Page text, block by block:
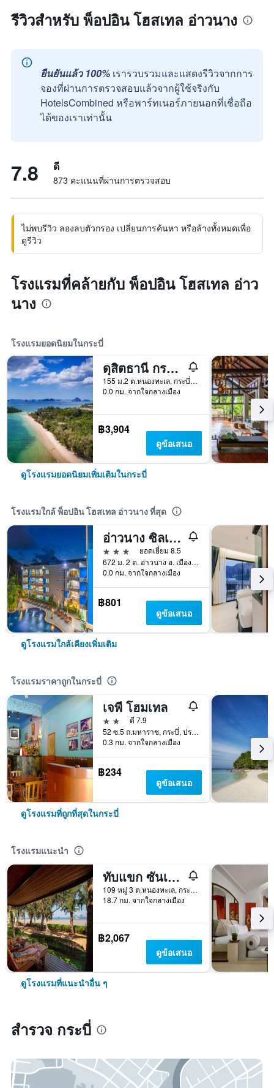
รีวิวสำหรับ พ็อปอิน โฮสเทล อ่าวนาง
ยืนยันแล้ว 100% เรารวบรวมและแสดงรีวิวจากการ
จองที่ผ่านการตรวจสอบแล้วจากผู้ใช้จริงกับ
HotelsCombined หรือพาร์ทเนอร์ภายนอกที่เชื่อถือ
ได้ของเราเท่านั้น
7.8 ดี
873 คะแนนที่ผ่านการตรวจสอบ
ไม่พบรีวิว ลองลบตัวกรอง เปลี่ยนการค้นหา หรือล้างทั้งหมดเพื่อ
ดูรีวิว
โรงแรมที่คล้ายกับ พ็อปอิน โฮสเทล อ่าว
นาง
โรงแรมยอดนิยมในกระบี่
ดุสิตธานี กระบี่ บีช รีสอร์ท
155 ม.2 ต.หนองทะเล, กระบี่, ประเทศไทย
0.0 กม. จากใจกลางเมือง
฿3,904
ดูข้อเสนอ
ดูโรงแรมยอดนิยมเพิ่มเติมในกระบี่
โรงแรมใกล้ พ็อปอิน โฮสเทล อ่าวนาง ที่สุด
อ่าวนาง ซิลเวอร์ ออร์คิด รีสอร์ท
3 ดาว
ยอดเยี่ยม 8.5
672 ม. 2 ต. อ่าวนาง อ. เมือง จ.กระบี่, กระบี่, ประเทศไทย
0.0 กม. จากใจกลางเมือง
฿801
ดูข้อเสนอ
ดูโรงแรมใกล้เคียงเพิ่มเติม
โรงแรมราคาถูกในกระบี่
เจพี โฮมเทล
2 ดาว
ดี 7.9
52 ซ.5 ถ.มหาราช, กระบี่, ประเทศไทย
0.3 กม. จากใจกลางเมือง
฿234
ดูข้อเสนอ
ดูโรงแรมที่ถูกที่สุดในกระบี่
โรงแรมแนะนำ
ทับแขก ซันเซ็ต บีช รีสอร์ท
109 หมู่ 3 ต.หนองทะเล, กระบี่, ประเทศไทย
18.7 กม. จากใจกลางเมือง
฿2,067
ดูข้อเสนอ
ดูโรงแรมที่แนะนำอื่น ๆ
สำรวจ กระบี่